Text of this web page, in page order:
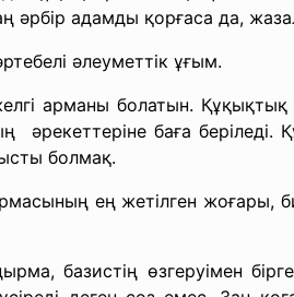
әрбір адамды қорғаса да,
әлеуметтік ұғым.
арманы болатын.
баға беріледі.
болмақ.
ең жетілген жоғары,
базистің өзгеруімен